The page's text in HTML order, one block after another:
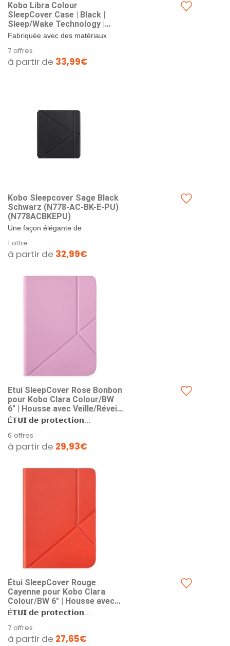
Kobo Libra Colour
SleepCover Case | Black |
Sleep/Wake Technology |
Built-in 2-Way Stand | Vegan
Leather | Compatible with 7"
Kobo Libra Colour eReader
Fabriquée avec des matériaux
votre Kobo Libra Colou. & –...
7 offres
à partir de 33,99€
Kobo Sleepcover Sage Black
Schwarz (N778-AC-BK-E-PU)
(N778ACBKEPU)
Une façon élégante de
cet étui SleepCover est conçu
pour...
1 offre
à partir de 32,99€
Étui SleepCover Rose Bonbon
pour Kobo Clara Colour/BW
6" | Housse avec Veille/Réveil |
Support 2 Positions | Cuir
Végan | Compatible Kobo
Clara Colour et Clara BW
É𝗧𝗨𝗜 𝗱𝗲 𝗽𝗿𝗼𝘁𝗲𝗰𝘁𝗶𝗼𝗻...
6 offres
à partir de 29,93€
Étui SleepCover Rouge
Cayenne pour Kobo Clara
Colour/BW 6" | Housse avec
Veille/Réveil | Support 2
Positions | Cuir Végan |
Compatible Kobo Clara
Colour et Clara BW
É𝗧𝗨𝗜 𝗱𝗲 𝗽𝗿𝗼𝘁𝗲𝗰𝘁𝗶𝗼𝗻...
7 offres
à partir de 27,65€